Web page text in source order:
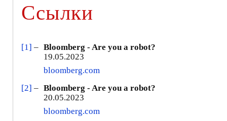
Ссылки
[1] – Bloomberg - Are you a robot?
19.05.2023
bloomberg.com
[2] – Bloomberg - Are you a robot?
20.05.2023
bloomberg.com